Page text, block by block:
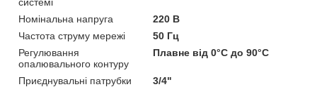
Номінальна напруга
220 В
Частота струму мережі
50 Гц
Регулювання
опалювального контуру
Плавне від 0°С до 90°С
Приєднувальні патрубки 3/4"